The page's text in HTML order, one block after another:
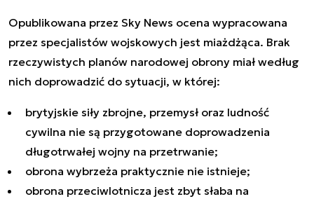
Opublikowana przez Sky News ocena wypracowana
przez specjalistów wojskowych jest miażdżąca. Brak
rzeczywistych planów narodowej obrony miał według
nich doprowadzić do sytuacji, w której:
brytyjskie siły zbrojne, przemysł oraz ludność
cywilna nie są przygotowane doprowadzenia
długotrwałej wojny na przetrwanie;
obrona wybrzeża praktycznie nie istnieje;
obrona przeciwlotnicza jest zbyt słaba na